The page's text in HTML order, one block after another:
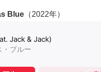
Blue （2022年）